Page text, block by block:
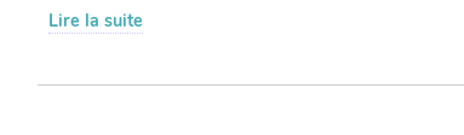
Lire la suite